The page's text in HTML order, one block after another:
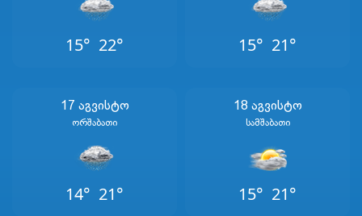
15° 22° 15° 21°
17 Აგვისტო
Ორშაბათი
14° 21°
18 Აგვისტო
Სამშაბათი
15° 21°